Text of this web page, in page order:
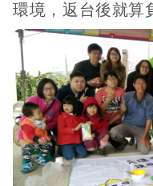
環境，返台後就算